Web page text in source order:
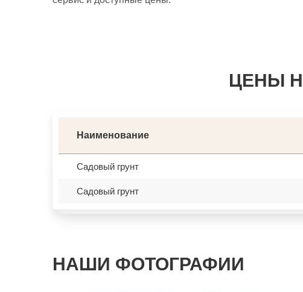
ЦЕНЫ
Наименование
Садовый грунт
Садовый грунт
НАШИ ФОТОГРАФИИ